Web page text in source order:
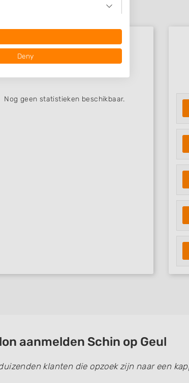
Beoordelingen Schin op Ge..
Nog geen statistieken beschikbaar.
aanmelden Schin op Geul
klanten die opzoek zijn naar een
Deny